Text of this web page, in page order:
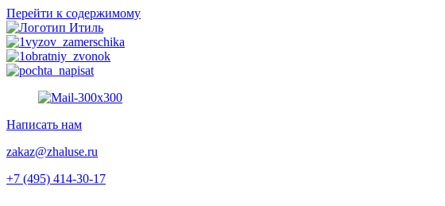
Перейти к содержимому
Написать нам
zakaz@zhaluse.ru
+7 (495) 414-30-17‬